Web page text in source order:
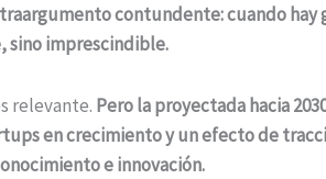
contundente: cuando
sino imprescindible.
relevante. Pero la proyectada hacia
en crecimiento y un efecto de
e innovación.